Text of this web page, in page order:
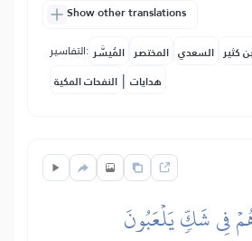
Show other translations
التفاسير: المُيسَّر المختصر السعدي كثير
النفحات المكية | هدايات
فِي شَكّٖ يَلۡعَبُونَ